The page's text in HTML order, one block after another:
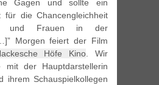
Gagen und sollte ein
für die Chancengleichheit
und Frauen in der
Morgen feiert der Film
Höfe Kino. Wir
mit der Hauptdarstellerin
ihrem Schauspielkollegen